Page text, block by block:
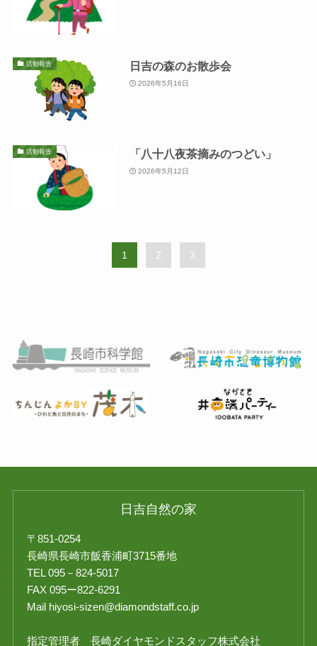
活動報告 日吉の森のお散歩会
2026年5月16日
活動報告 「八十八夜茶摘みのつどい」
2026年5月12日
1 2 3
日吉自然の家
〒851-0254
長崎県長崎市飯香浦町3715番地
TEL 095－824-5017
FAX 095ー822-6291
Mail hiyosi-sizen@diamondstaff.co.jp
指定管理者 長崎ダイヤモンドスタッフ株式会社